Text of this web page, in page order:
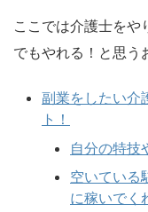
ここでは介護士をや
でもやれる！と思う
副業をしたい介
ト！
自分の特技
空いている
に稼いでく